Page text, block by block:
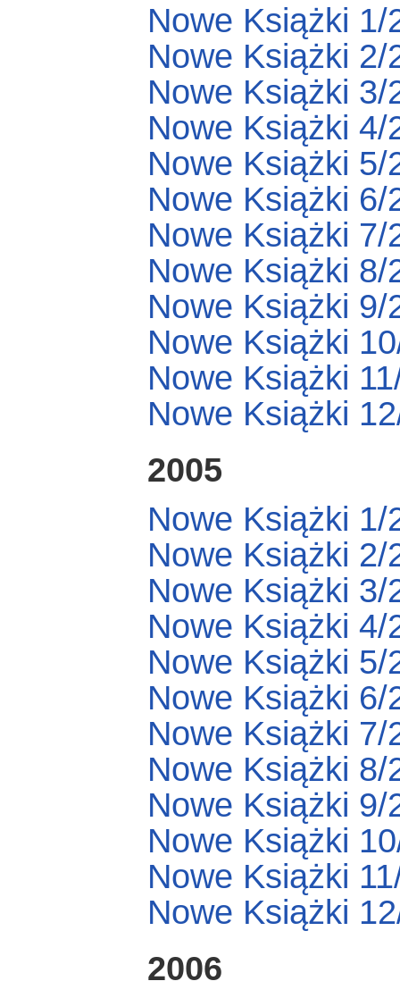
Nowe Książki 1/
Nowe Książki 2/
Nowe Książki 3/
Nowe Książki 4/
Nowe Książki 5/
Nowe Książki 6/
Nowe Książki 7/
Nowe Książki 8/
Nowe Książki 9/
Nowe Książki
Nowe Książki
Nowe Książki
2005
Nowe Książki 1/
Nowe Książki 2/
Nowe Książki 3/
Nowe Książki 4/
Nowe Książki 5/
Nowe Książki 6/
Nowe Książki 7/
Nowe Książki 8/
Nowe Książki 9/
Nowe Książki
Nowe Książki
Nowe Książki
2006